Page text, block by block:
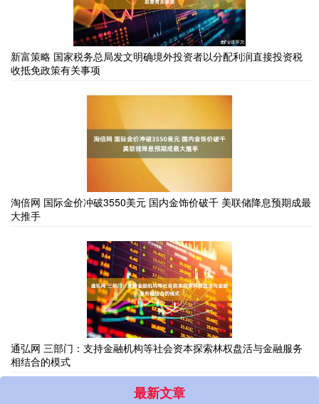
新富策略 国家税务总局发文明确境外投资者以分配利润直接投资税
收抵免政策有关事项
淘倍网 国际金价冲破3550美元 国内金饰价破千 美联储降息预期成最
大推手
通弘网 三部门：支持金融机构等社会资本探索林权盘活与金融服务
相结合的模式
最新文章